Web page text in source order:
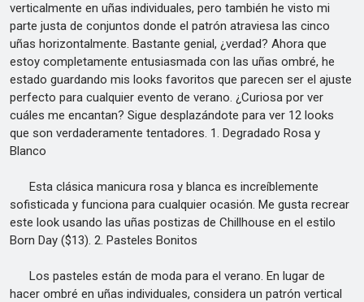
verticalmente en uñas individuales, pero también he visto mi
parte justa de conjuntos donde el patrón atraviesa las cinco
uñas horizontalmente. Bastante genial, ¿verdad? Ahora que
estoy completamente entusiasmada con las uñas ombré, he
estado guardando mis looks favoritos que parecen ser el ajuste
perfecto para cualquier evento de verano. ¿Curiosa por ver
cuáles me encantan? Sigue desplazándote para ver 12 looks
que son verdaderamente tentadores. 1. Degradado Rosa y
Blanco
Esta clásica manicura rosa y blanca es increíblemente
sofisticada y funciona para cualquier ocasión. Me gusta recrear
este look usando las uñas postizas de Chillhouse en el estilo
Born Day ($13). 2. Pasteles Bonitos
Los pasteles están de moda para el verano. En lugar de
hacer ombré en uñas individuales, considera un patrón vertical